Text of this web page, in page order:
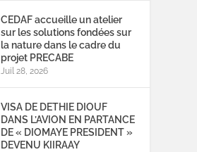
CEDAF accueille un atelier
sur les solutions fondées sur
la nature dans le cadre du
projet PRECABE
Juil 28, 2026
VISA DE DETHIE DIOUF
DANS L’AVION EN PARTANCE
DE « DIOMAYE PRESIDENT »
DEVENU KIIRAAY